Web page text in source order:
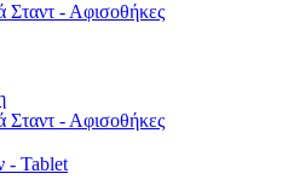
Σταντ - Αφισοθήκες
Σταντ - Αφισοθήκες
- Tablet